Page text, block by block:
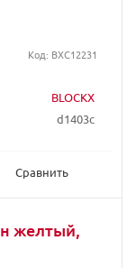
BLOCKX
d1403c
Сравнить
Код: BXC12231
желтый,